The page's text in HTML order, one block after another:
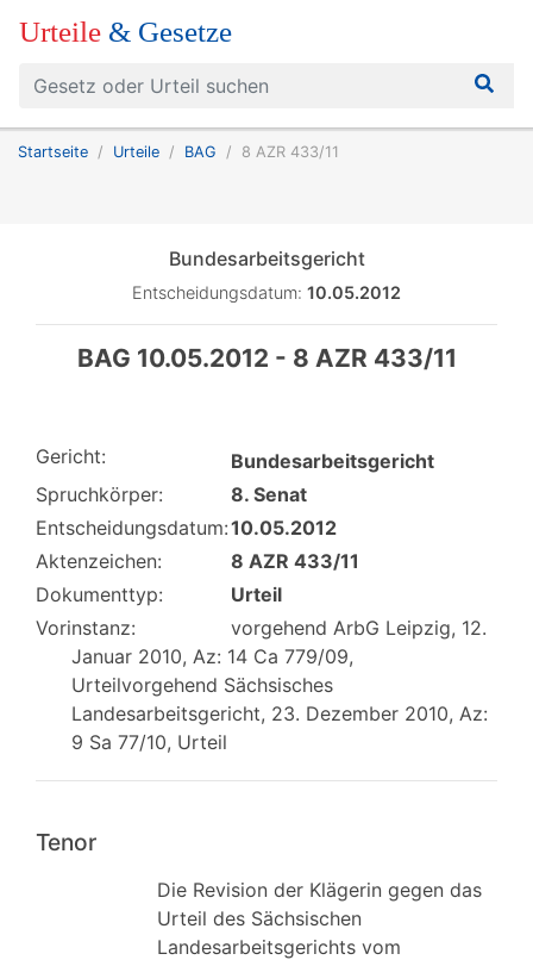
Urteile & Gesetze
Startseite Urteile BAG 8 AZR 433/11
Bundesarbeitsgericht
Entscheidungsdatum: 10.05.2012
BAG 10.05.2012 - 8 AZR 433/11
Gericht:
Bundesarbeitsgericht
Spruchkörper:
8. Senat
Entscheidungsdatum:10.05.2012
Aktenzeichen:
8 AZR 433/11
Dokumenttyp:
Urteil
Vorinstanz:
vorgehend ArbG Leipzig, 12.
Januar 2010, Az: 14 Ca 779/09,
Urteilvorgehend Sächsisches
Landesarbeitsgericht, 23. Dezember 2010, Az:
9 Sa 77/10, Urteil
Tenor
Die Revision der Klägerin gegen das
Urteil des Sächsischen
Landesarbeitsgerichts vom